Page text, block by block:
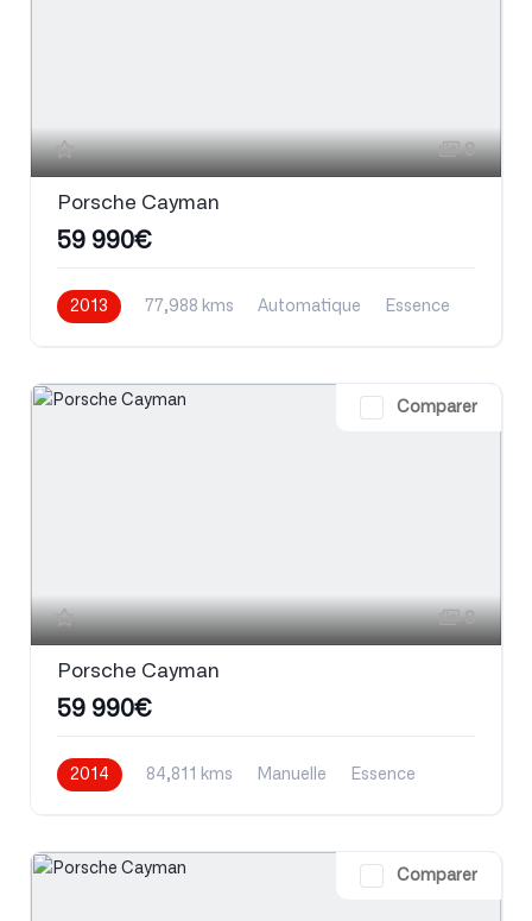
8
Porsche Cayman
59 990€
2013 77,988 kms Automatique Essence
Comparer
8
Porsche Cayman
59 990€
2014 84,811 kms Manuelle Essence
Comparer